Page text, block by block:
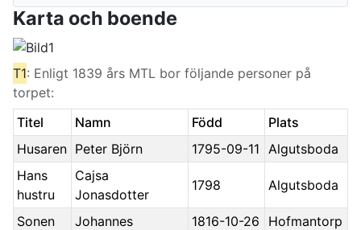
Karta och boende
T1: Enligt 1839 års MTL bor följande personer på
torpet:
Titel
Namn Född
Plats
Husaren Peter Björn 1795-09-11
Algutsboda
Hans
hustru
Cajsa
Jonasdotter
1798 Algutsboda
Sonen Johannes 1816-10-26
Hofmantorp